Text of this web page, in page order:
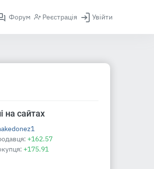
Форум Реєстрація Увійти
на сайтах
+162.57
+175.91